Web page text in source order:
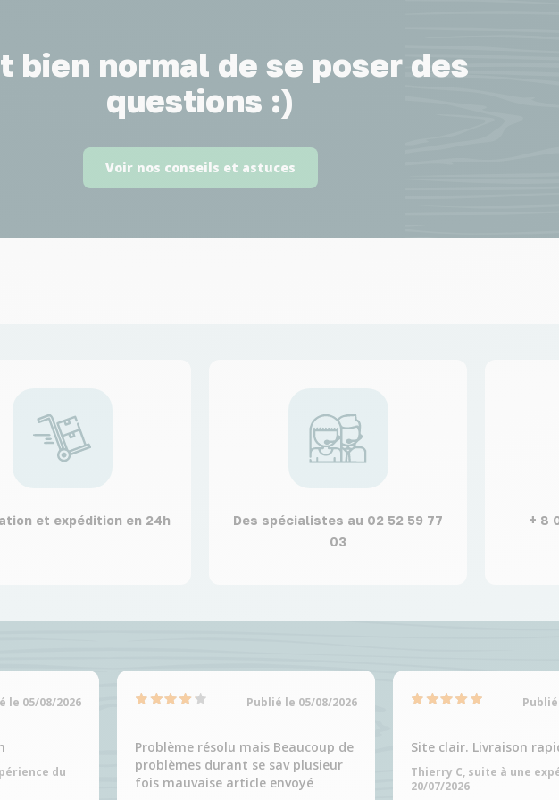
bien normal de se poser des
questions :)
Voir nos conseils et astuces
et expédition en 24h
Des spécialistes au 02 52 59 77
03
+ 8
le 05/08/2026
du
Publié le 05/08/2026
Problème résolu mais Beaucoup de
problèmes durant se sav plusieur
fois mauvaise article envoyé
Site clair. Livraison
Thierry C, suite à une
20/07/2026